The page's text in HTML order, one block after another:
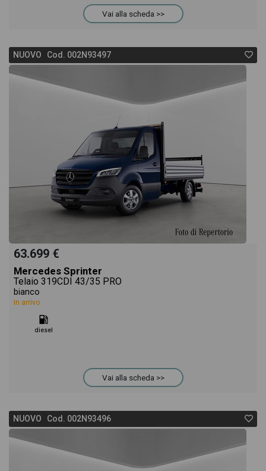
troverai anche il listino prezzi, eventuale offerta e
rata consigliata per l'acquisto del veicolo.
Vai alla scheda >>
NUOVO Cod. 002N93497
63.699 €
Mercedes Sprinter
Telaio 319CDI 43/35 PRO
bianco
In arrivo
diesel
Vai alla scheda >>
NUOVO Cod. 002N93496